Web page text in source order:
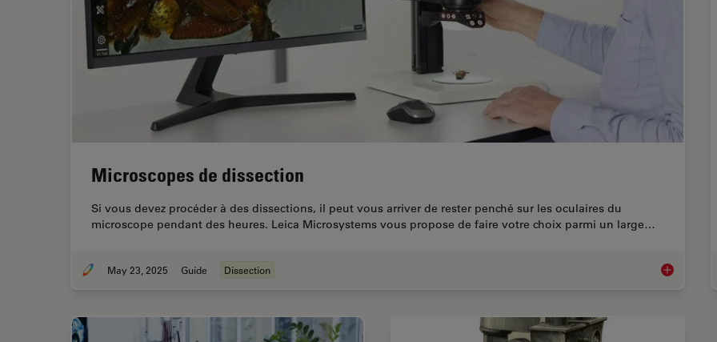
Microscopes de dissection
Si vous devez procéder à des dissections, il peut vous arriver de rester penché sur les oculaires du
microscope pendant des heures. Leica Microsystems vous propose de faire votre choix parmi un large…
May 23, 2025 Guide Dissection